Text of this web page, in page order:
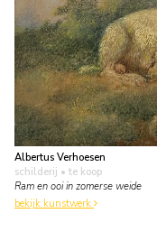
Albertus Verhoesen
schilderij • te koop
Ram en ooi in zomerse weide
bekijk kunstwerk